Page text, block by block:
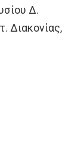
Δ.
Διακονίας,